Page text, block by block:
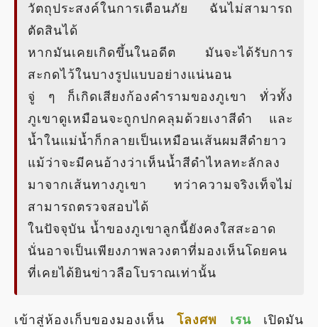
วัตถุประสงค์ในการเตือนภัย ฉันไม่สามารถ
ตัดสินได้
หากมันเคยเกิดขึ้นในอดีต มันจะได้รับการ
สะกดไว้ในบางรูปแบบอย่างแน่นอน
จู่ ๆ ก็เกิดเสียงก้องคำรามของภูเขา ทั่วทั้ง
ภูเขาดูเหมือนจะถูกปกคลุมด้วยเงาสีดำ และ
น้ำในแม่น้ำก็กลายเป็นเหมือนเส้นผมสีดำยาว
แม้ว่าจะมีคนอ้างว่าเห็นน้ำสีดำไหลทะลักลง
มาจากเส้นทางภูเขา ทว่าความจริงเท็จไม่
สามารถตรวจสอบได้
ในปัจจุบัน น้ำของภูเขาลูกนี้ยังคงใสสะอาด
นั่นอาจเป็นเพียงภาพลวงตาที่มองเห็นโดยคน
ที่เคยได้ยินข่าวลือโบราณเท่านั้น
เข้าสู่ห้องเก็บของมองเห็นโลงศพ เรนเปิดมัน